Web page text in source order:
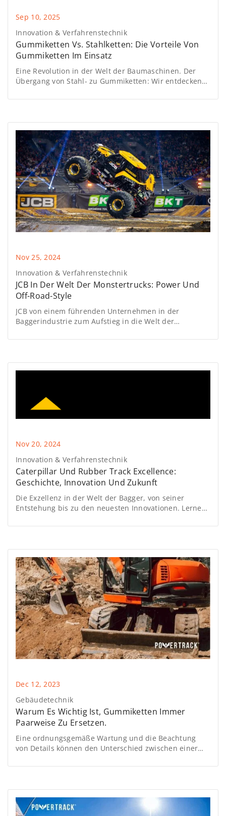
Sep 10, 2025
Innovation & Verfahrenstechnik
Gummiketten Vs. Stahlketten: Die Vorteile Von
Gummiketten Im Einsatz
Eine Revolution in der Welt der Baumaschinen. Der
Übergang von Stahl- zu Gummiketten: Wir entdecken
Nov 25, 2024
Innovation & Verfahrenstechnik
JCB In Der Welt Der Monstertrucks: Power Und
Off-Road-Style
JCB von einem führenden Unternehmen in der
Baggerindustrie zum Aufstieg in die Welt der
Nov 20, 2024
Innovation & Verfahrenstechnik
Caterpillar Und Rubber Track Excellence:
Geschichte, Innovation Und Zukunft
Die Exzellenz in der Welt der Bagger, von seiner
Entstehung bis zu den neuesten Innovationen. Lernen
täglich benutzen.
Dec 12, 2023
Gebäudetechnik
Warum Es Wichtig Ist, Gummiketten Immer
Paarweise Zu Ersetzen.
Eine ordnungsgemäße Wartung und die Beachtung
von Details können den Unterschied zwischen einer
mit kostspieligen Unannehmlichkeiten ausmachen.